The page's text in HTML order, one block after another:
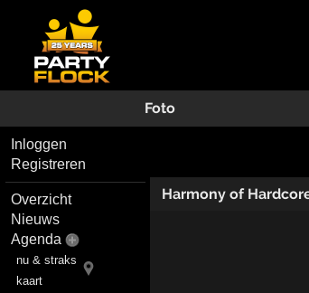
Foto
Inloggen
Registreren
Overzicht
Nieuws
Agenda
nu & straks
kaart
Harmony of